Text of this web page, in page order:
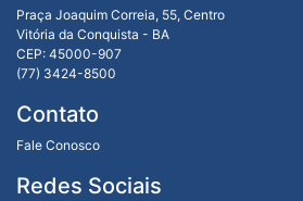
Praça Joaquim Correia, 55, Centro
Vitória da Conquista - BA
CEP: 45000-907
(77) 3424-8500
Contato
Fale Conosco
Redes Sociais